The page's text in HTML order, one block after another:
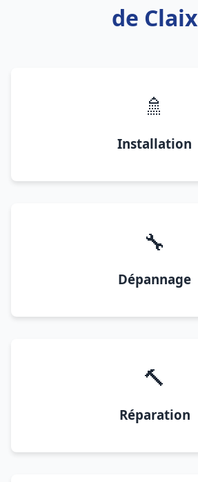
de Claix
🚿
Installation
🔧
Dépannage
🔨
Réparation